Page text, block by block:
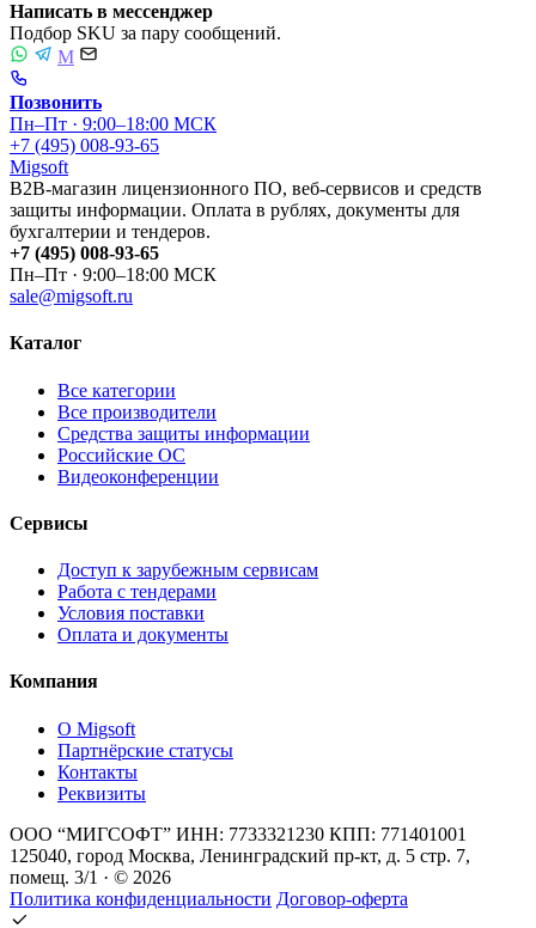
Написать в мессенджер
Подбор SKU за пару сообщений.
M
Позвонить
Пн–Пт · 9:00–18:00 МСК
+7 (495) 008-93-65
Migsoft
B2B-магазин лицензионного ПО, веб-сервисов и средств
защиты информации. Оплата в рублях, документы для
бухгалтерии и тендеров.
+7 (495) 008-93-65
Пн–Пт · 9:00–18:00 МСК
sale@migsoft.ru
Каталог
Все категории
Все производители
Средства защиты информации
Российские ОС
Видеоконференции
Сервисы
Доступ к зарубежным сервисам
Работа с тендерами
Условия поставки
Оплата и документы
Компания
О Migsoft
Партнёрские статусы
Контакты
Реквизиты
ООО “МИГСОФТ” ИНН: 7733321230 КПП: 771401001
125040, город Москва, Ленинградский пр-кт, д. 5 стр. 7,
помещ. 3/1 · © 2026
Политика конфиденциальности Договор-оферта